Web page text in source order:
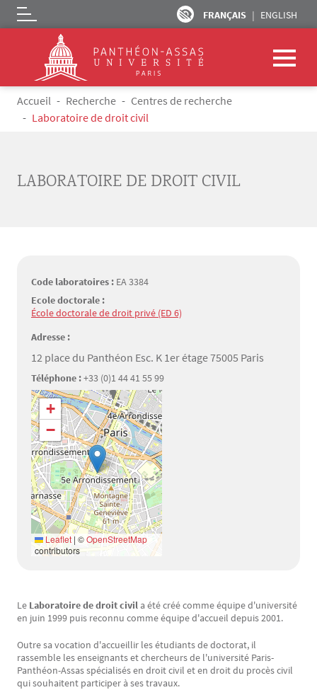
Aller au contenu principal
FRANÇAIS ENGLISH
Logo
Fil d'Ariane
Accueil Recherche
Centres de recherche
Laboratoire de droit civil
LABORATOIRE DE DROIT CIVIL
Code laboratoires : EA 3384
Ecole doctorale :
École doctorale de droit privé (ED 6)
Adresse :
12 place du Panthéon Esc. K 1er étage 75005 Paris
Téléphone :+33 (0)1 44 41 55 99
Géolocalisation
+
−
Leaflet | ©OpenStreetMap
contributors
Texte
Le Laboratoire de droit civil a été créé comme équipe d'université
en juin 1999 puis reconnu comme équipe d'accueil depuis 2001.
Outre sa vocation d'accueillir les étudiants de doctorat, il
rassemble les enseignants et chercheurs de l'université Paris-
Panthéon-Assas spécialisés en droit civil et en droit du procès civil
qui souhaitent participer à ses travaux.